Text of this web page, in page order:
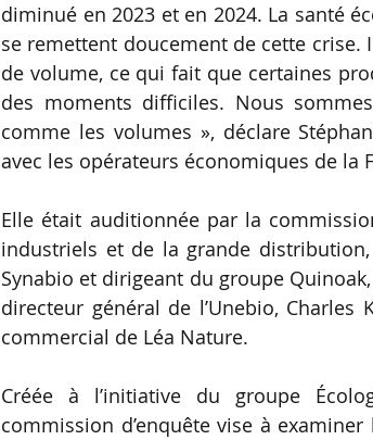
diminué en 2023 et en 2024. La santé
se remettent doucement de cette crise.
de volume, ce qui fait que certaines
des moments difficiles. Nous
comme les volumes », déclare
avec les opérateurs économiques de la
Elle était auditionnée par la
industriels et de la grande
Synabio et dirigeant du groupe
directeur général de l’Unebio,
commercial de Léa Nature.
Créée à l’initiative du groupe
commission d’enquête vise à